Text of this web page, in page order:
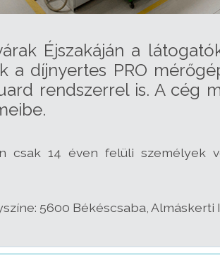
Éjszakáján a
a díjnyertes PRO
rendszerrel is. A cég
csak 14 éven felüli személyek
5600 Békéscsaba,